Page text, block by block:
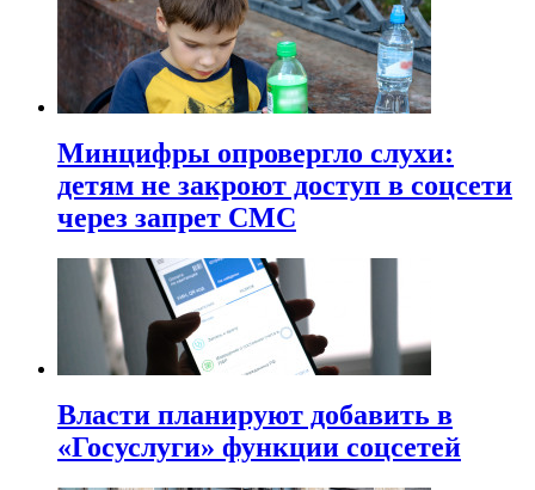
Минцифры опровергло слухи:
детям не закроют доступ в соцсети
через запрет СМС
Власти планируют добавить в
«Госуслуги» функции соцсетей